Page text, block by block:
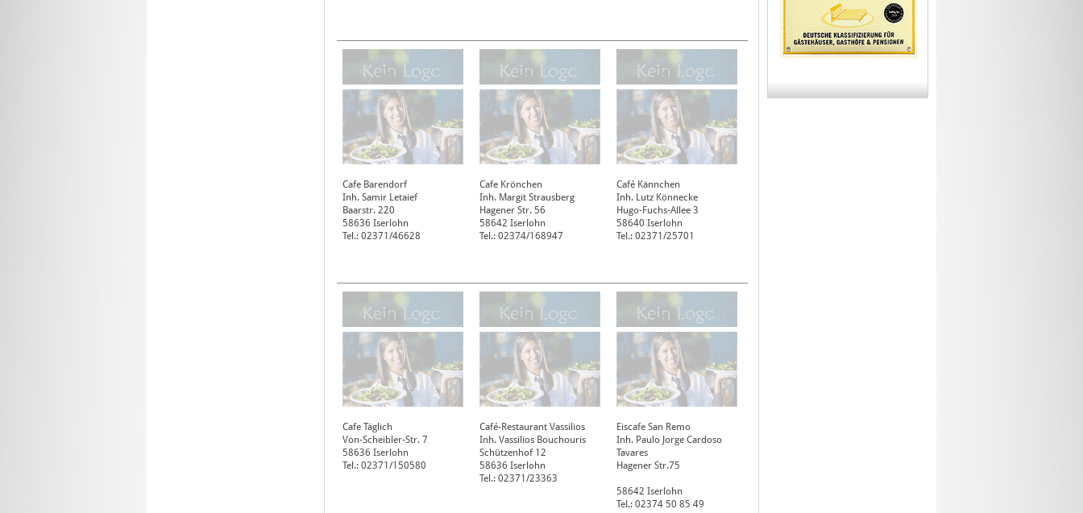
Cafe Barendorf
Inh. Samir Letaief
Baarstr. 220
58636 Iserlohn
Tel.: 02371/46628
Cafe Krönchen
Inh. Margit Strausberg
Hagener Str. 56
58642 Iserlohn
Tel.: 02374/168947
Café Kännchen
Inh. Lutz Könnecke
Hugo-Fuchs-Allee 3
58640 Iserlohn
Tel.: 02371/25701
Cafe Täglich
Von-Scheibler-Str. 7
58636 Iserlohn
Tel.: 02371/150580
Café-Restaurant Vassilios
Inh. Vassilios Bouchouris
Schützenhof 12
58636 Iserlohn
Tel.: 02371/23363
Eiscafe San Remo
Inh. Paulo Jorge Cardoso
Tavares
Hagener Str.75
58642 Iserlohn
Tel.: 02374 50 85 49